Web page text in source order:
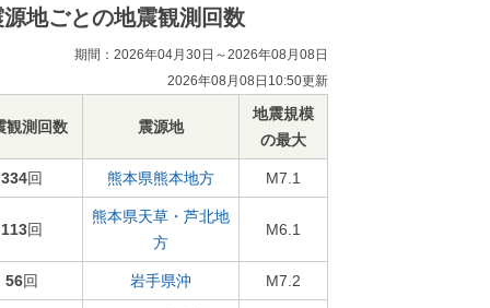
源地ごとの地震観測回数
期間：2026年04月30日～2026年08月08日
2026年08月08日10:50更新
観測回数 震源地
地震規模
の最大
334回 熊本県熊本地方 M7.1
113回
熊本県天草・芦北地
方
M6.1
56回 岩手県沖 M7.2